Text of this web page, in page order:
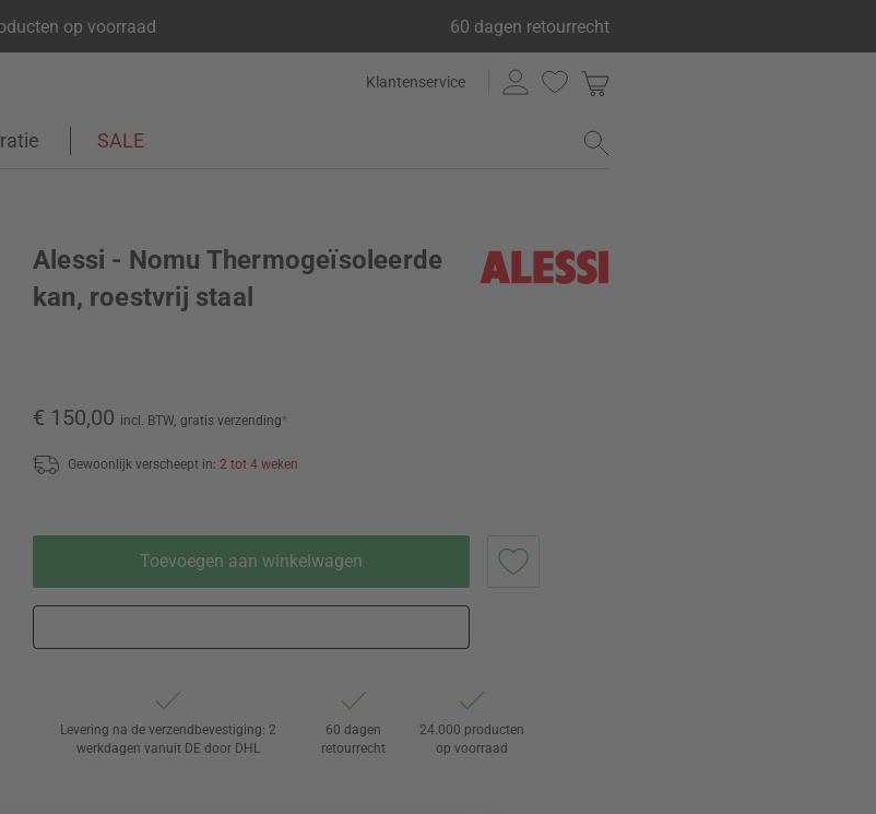
op voorraad 60 dagen retourrecht
Klantenservice
SALE
Alessi - Nomu Thermogeïsoleerde
kan, roestvrij staal
€ 150,00 incl. BTW, gratis verzending*
Gewoonlijk verscheept in: 2 tot 4 weken
Toevoegen aan winkelwagen
Levering na de verzendbevestiging: 2
werkdagen vanuit DE door DHL
60 dagen
retourrecht
24.000 producten
op voorraad